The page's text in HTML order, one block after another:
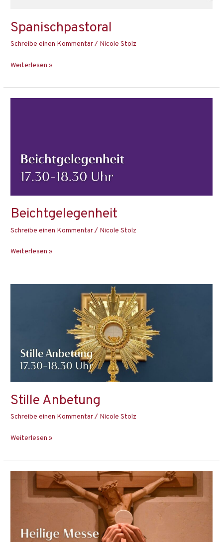
Spanischpastoral
Schreibe einen Kommentar/ Nicole Stolz
Weiterlesen »
Beichtgelegenheit
Schreibe einen Kommentar/ Nicole Stolz
Weiterlesen »
Stille Anbetung
Schreibe einen Kommentar/ Nicole Stolz
Weiterlesen »